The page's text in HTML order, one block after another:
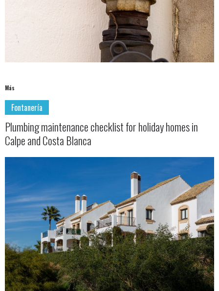
Más
Fontanería
Plumbing maintenance checklist for holiday homes in
Calpe and Costa Blanca